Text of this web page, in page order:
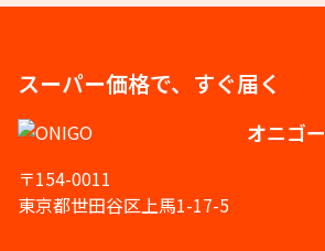
スーパー価格で、すぐ届く
オニゴー
〒154-0011
東京都世田谷区上馬1-17-5